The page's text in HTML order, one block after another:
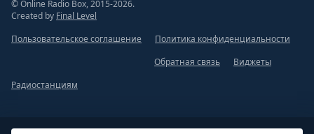
© Online Radio Box, 2015-2026.
Created by Final Level
Пользовательское соглашение
Политика конфиденциальности
Обратная связь
Виджеты
Радиостанциям